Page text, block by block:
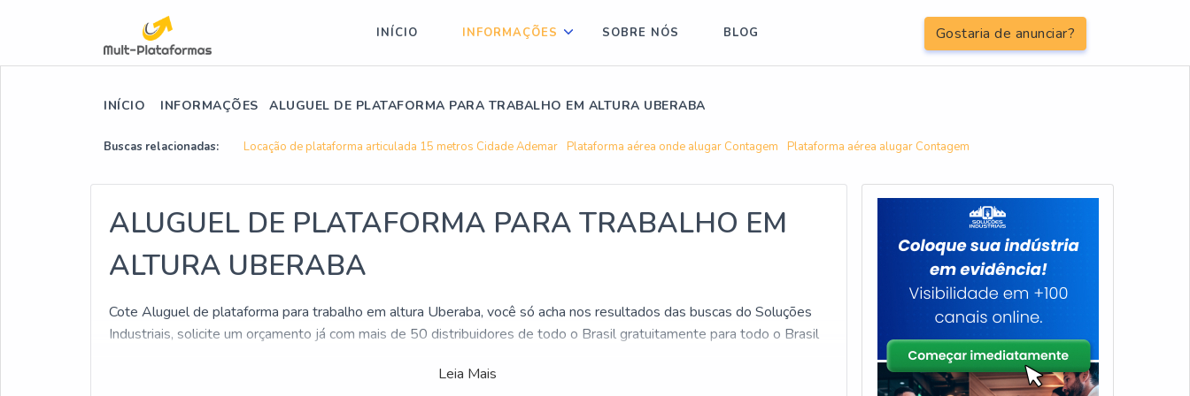
Gostaria de anunciar?
INÍCIO INFORMAÇÕES SOBRE NÓS BLOG
INÍCIO INFORMAÇÕES ALUGUEL DE PLATAFORMA PARA TRABALHO EM ALTURA UBERABA
Buscas relacionadas: Locação de plataforma articulada 15 metros Cidade Ademar Plataforma aérea onde alugar Contagem Plataforma aérea alugar Contagem
ALUGUEL DE PLATAFORMA PARA TRABALHO EM
ALTURA UBERABA
Cote Aluguel de plataforma para trabalho em altura Uberaba, você só acha nos resultados das buscas do Soluções
Industriais, solicite um orçamento já com mais de 50 distribuidores de todo o Brasil gratuitamente para todo o Brasil
Para você que busca por Aluguel de plataforma para trabalho em altura Uberaba, descubra no site do Soluções
Leia Mais